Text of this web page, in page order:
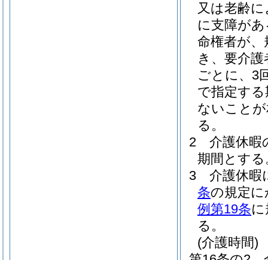
又は老齢
に支障が
命権者が
き、要介
ごとに、3
で指定する
ないこと
る。
2
介護休暇
期間とする
3
介護休暇
条の規定
例第19条
る。
(介護時間)